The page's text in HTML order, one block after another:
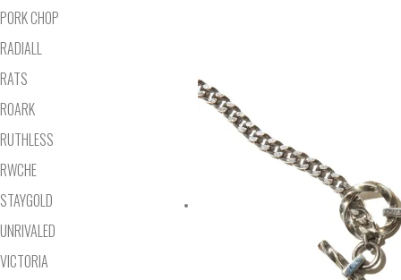
PORK CHOP
RADIALL
RATS
ROARK
RUTHLESS
RWCHE
STAYGOLD
UNRIVALED
VICTORIA